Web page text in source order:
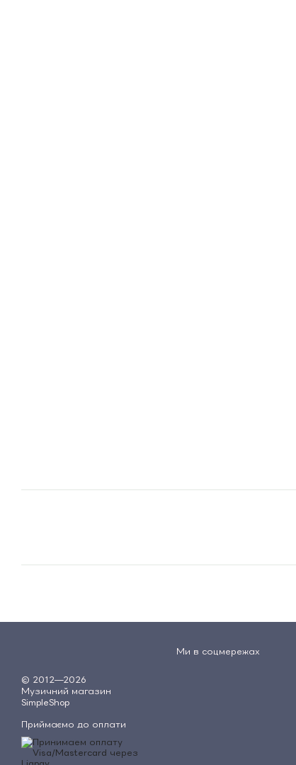
© 2012—2026
Музичний магазин
SimpleShop
Приймаємо до оплати
Ми в соцмережах